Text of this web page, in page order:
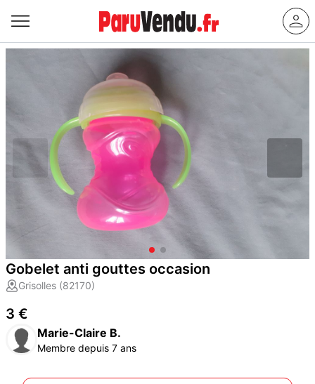
Gobelet anti gouttes occasion
Grisolles (82170)
3 €
Marie-Claire B.
Membre depuis 7 ans